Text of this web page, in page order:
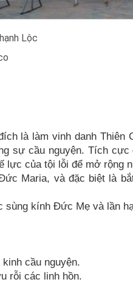
Lộc
là làm vinh danh
sự cầu nguyện. Tích
lực của tội lỗi để mở rộng
Maria, và đặc biệt là
sùng kính Đức Mẹ và lần
cầu nguyện.
rỗi các linh hồn.